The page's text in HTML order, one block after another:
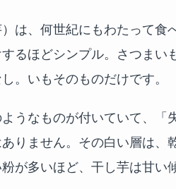
は、何世紀にもわたって食
るほどシンプル。さつま
。いもそのものだけです。
うなものが付いていて、「
りません。その白い層は
が多いほど、干し芋は甘い